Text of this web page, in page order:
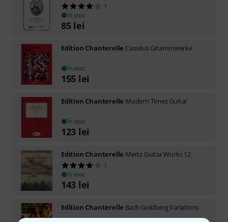
1
în stoc
85 lei
Edition Chanterelle Casséus Gitarrenwerke
în stoc
155 lei
Edition Chanterelle Modern Times Guitar
în stoc
123 lei
Edition Chanterelle Mertz Guitar Works 12
1
în stoc
143 lei
Edition Chanterelle Bach Goldberg Variations